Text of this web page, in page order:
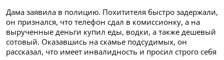
Дама заявила в полицию. Похитителя быстро задержали,
он признался, что телефон сдал в комиссионку, а на
вырученные деньги купил еды, водки, а также дешевый
сотовый. Оказавшись на скамье подсудимых, он
рассказал, что имеет инвалидность и просил строго себя